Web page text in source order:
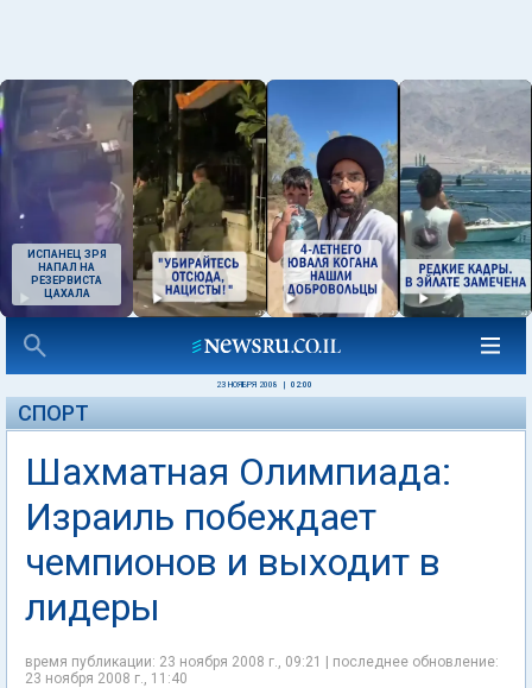
ИСПАНЕЦ ЗРЯ
НАПАЛ НА
РЕЗЕРВИСТА
ЦАХАЛА
23 НОЯБРЯ 2008 02:00
СПОРТ
Шахматная Олимпиада:
Израиль побеждает
чемпионов и выходит в
лидеры
время публикации: 23 ноября 2008 г., 09:21 | последнее обновление:
23 ноября 2008 г., 11:40